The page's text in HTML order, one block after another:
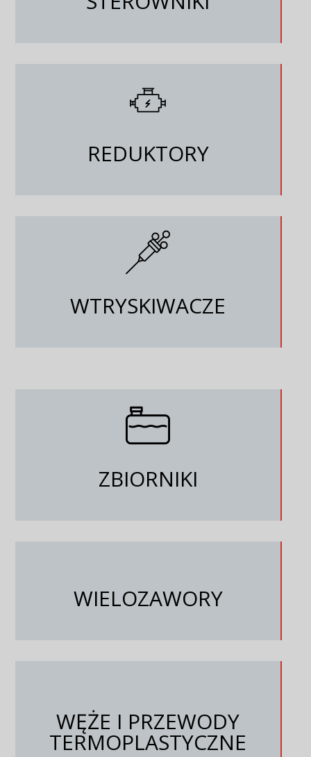
REDUKTORY
WTRYSKIWACZE
ZBIORNIKI
WIELOZAWORY
WĘŻE I PRZEWODY
TERMOPLASTYCZNE